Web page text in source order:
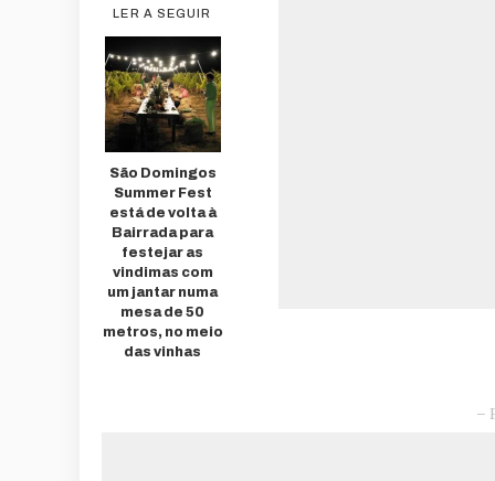
LER A SEGUIR
São Domingos
Summer Fest
está de volta à
Bairrada para
festejar as
vindimas com
um jantar numa
mesa de 50
metros, no meio
das vinhas
–